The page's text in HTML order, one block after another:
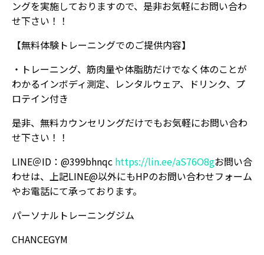
ングを実施しておりますので、是非お気軽にお問い合わ
せ下さい！！
【無料体験トレーニングでのご提供内容】
・トレーニング、筋肉量や体脂肪だけでなく体のことが
わかるインボディ測定、レンタルウェア、ドリンク、プ
ロテイン付き
是非、無料カウンセリングだけでもお気軽にお問い合わ
せ下さい！！
LINE＠ID：@399bhnqc https://lin.ee/aS76O8gお問い合
わせは、上記LINE@以外にもHPのお問い合わせフォーム
やお電話にて承っております。
パーソナルトレーニングジム
CHANCEGYM